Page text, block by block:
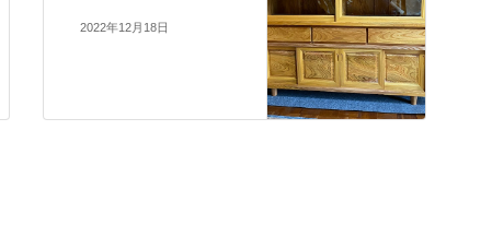
2022年12月18日